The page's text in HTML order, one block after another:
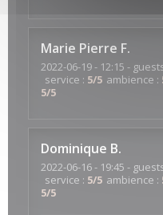
Marie Pierre F
2022-06-19- 12:15 -
service : 5/5 ambience :
5/5
Dominique B
2022-06-16- 19:45 -
service : 5/5 ambience :
5/5